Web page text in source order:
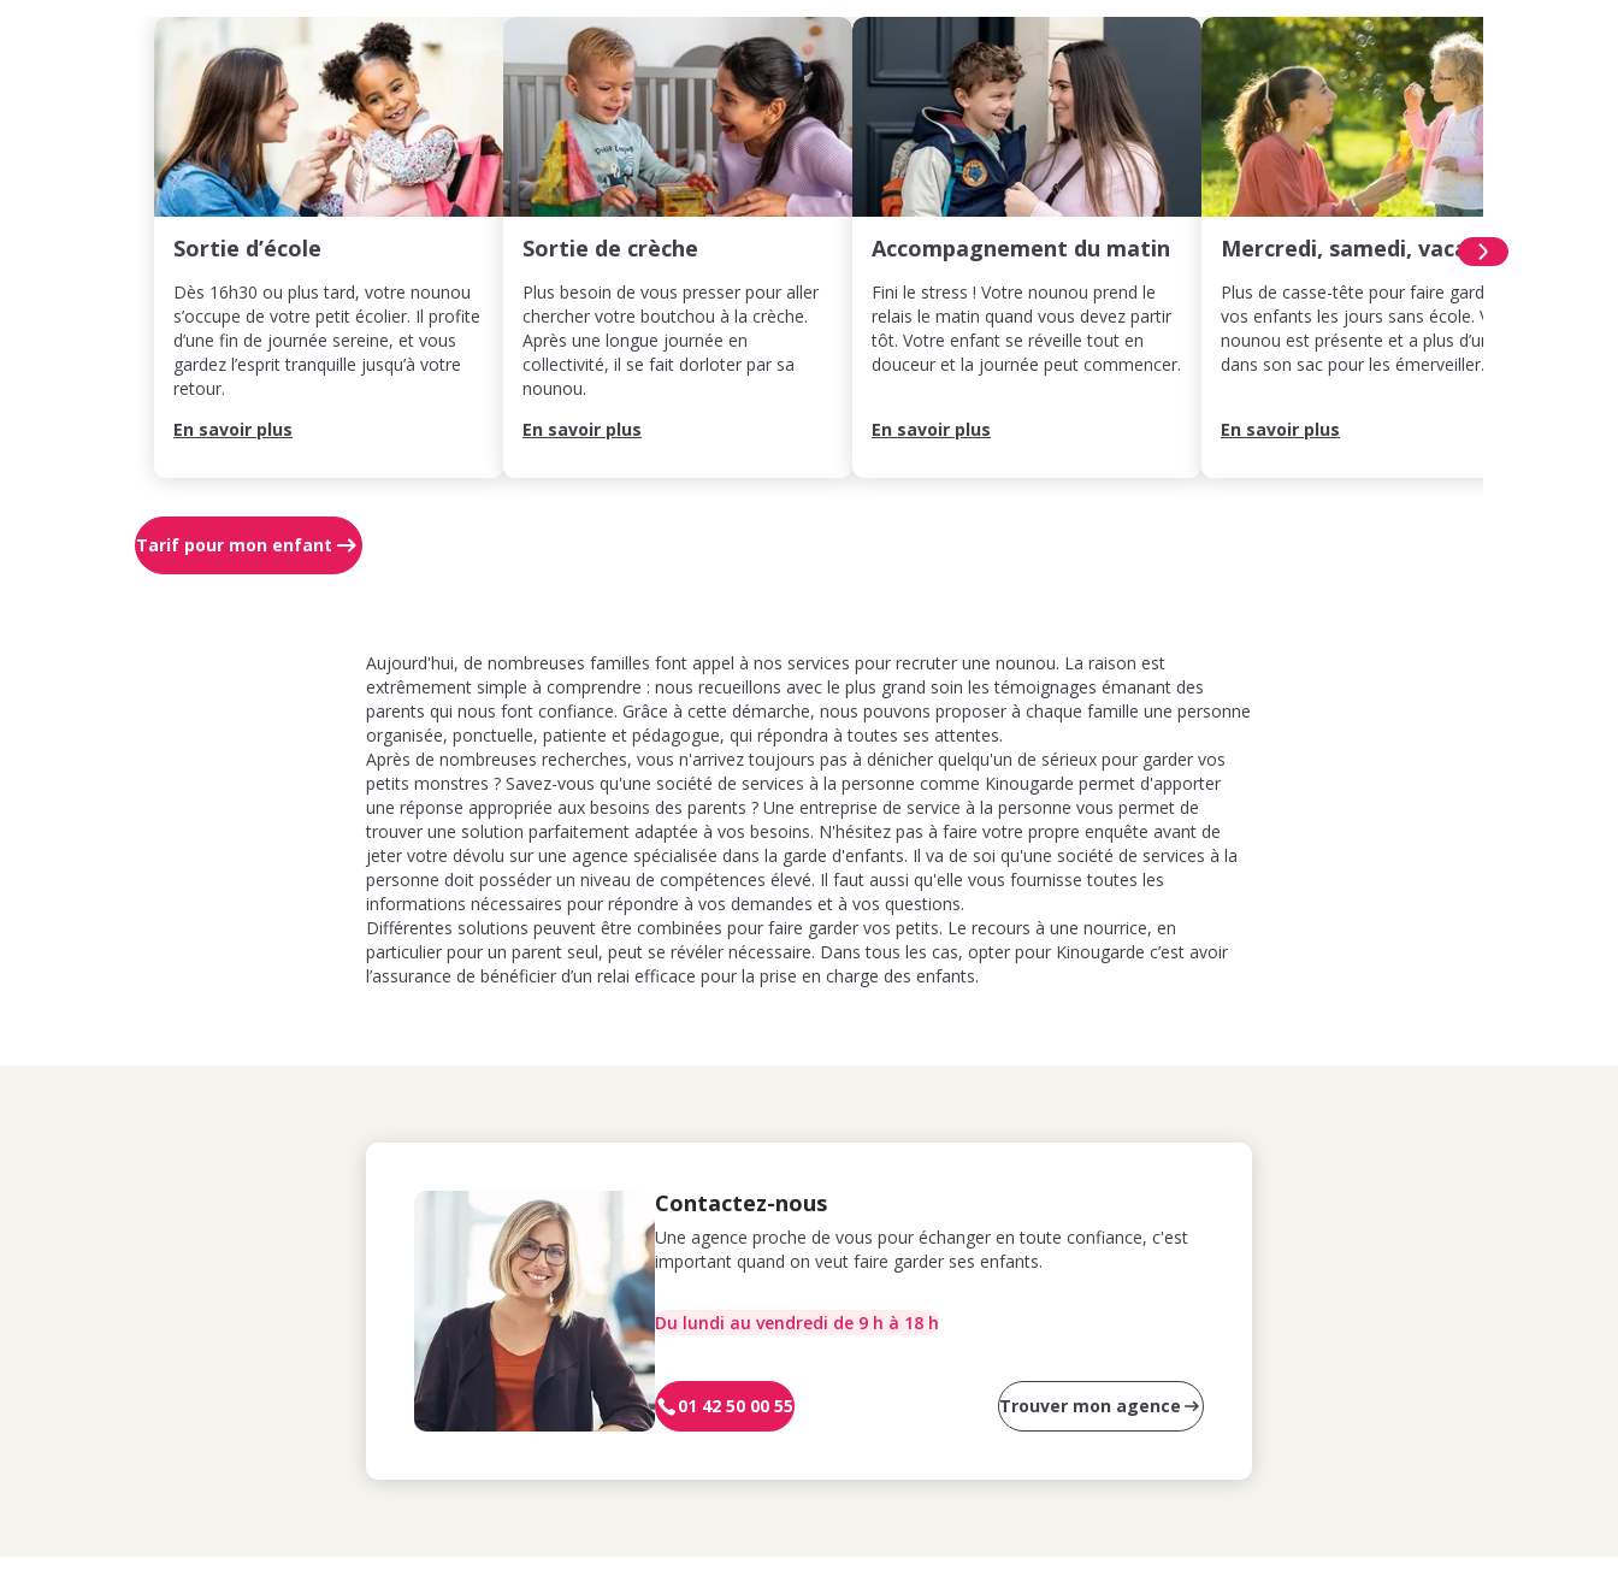
Sortie d’école
Dès 16h30 ou plus tard, votre nounou
s’occupe de votre petit écolier. Il profite
d’une fin de journée sereine, et vous
gardez l’esprit tranquille jusqu’à votre
retour.
En savoir plus
Sortie de crèche
Plus besoin de vous presser pour aller
chercher votre boutchou à la crèche.
Après une longue journée en
collectivité, il se fait dorloter par sa
nounou.
En savoir plus
Accompagnement du matin
Fini le stress ! Votre nounou prend le
relais le matin quand vous devez partir
tôt. Votre enfant se réveille tout en
douceur et la journée peut commencer.
En savoir plus
Mercredi, samedi, vacances
Plus de casse-tête pour faire garder
vos enfants les jours sans école. Votre
nounou est présente et a plus d’un tour
dans son sac pour les émerveiller.
En savoir plus
Tarif pour mon enfant
Aujourd'hui, de nombreuses familles font appel à nos services pour recruter une nounou. La raison est
extrêmement simple à comprendre : nous recueillons avec le plus grand soin les témoignages émanant des
parents qui nous font confiance. Grâce à cette démarche, nous pouvons proposer à chaque famille une personne
organisée, ponctuelle, patiente et pédagogue, qui répondra à toutes ses attentes.
Après de nombreuses recherches, vous n'arrivez toujours pas à dénicher quelqu'un de sérieux pour garder vos
petits monstres ? Savez-vous qu'une société de services à la personne comme Kinougarde permet d'apporter
une réponse appropriée aux besoins des parents ? Une entreprise de service à la personne vous permet de
trouver une solution parfaitement adaptée à vos besoins. N'hésitez pas à faire votre propre enquête avant de
jeter votre dévolu sur une agence spécialisée dans la garde d'enfants. Il va de soi qu'une société de services à la
personne doit posséder un niveau de compétences élevé. Il faut aussi qu'elle vous fournisse toutes les
informations nécessaires pour répondre à vos demandes et à vos questions.
Différentes solutions peuvent être combinées pour faire garder vos petits. Le recours à une nourrice, en
particulier pour un parent seul, peut se révéler nécessaire. Dans tous les cas, opter pour Kinougarde c’est avoir
l’assurance de bénéficier d’un relai efficace pour la prise en charge des enfants.
Contactez-nous
Une agence proche de vous pour échanger en toute confiance, c'est
important quand on veut faire garder ses enfants.
Du lundi au vendredi de 9 h à 18 h
01 42 50 00 55 Trouver mon agence